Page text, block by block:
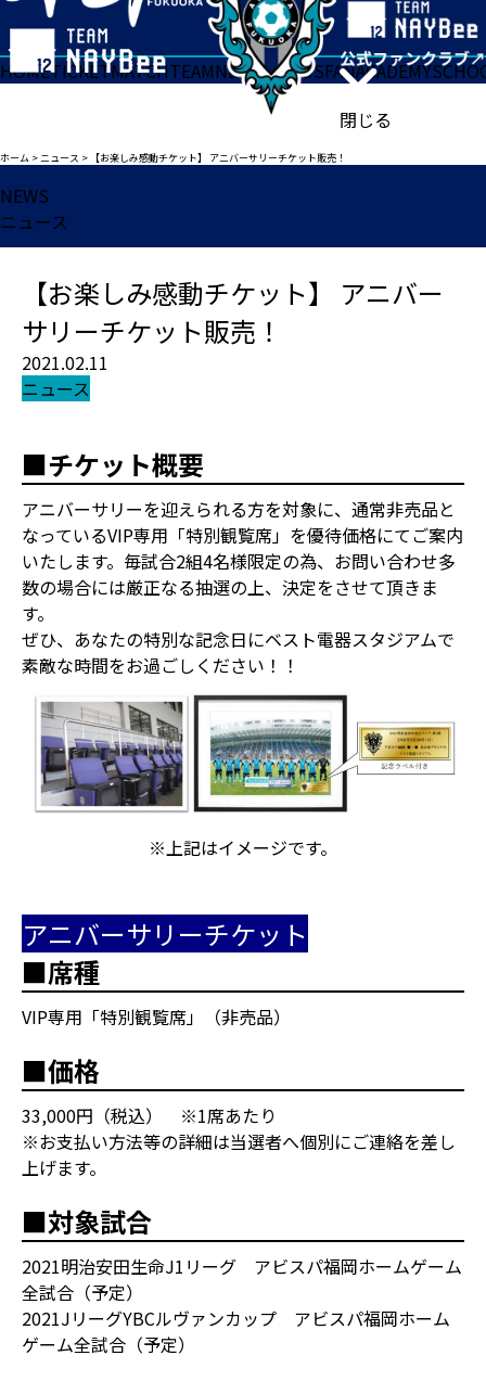
閉じる
HOMETICKETMATCHTEAMNEWSGOODSFANACADEMY
ホーム >ニュース > 【お楽しみ感動チケット】 アニバーサリーチケット販売！
NEWS
ニュース
【お楽しみ感動チケット】 アニバー
サリーチケット販売！
2021.02.11
ニュース
■チケット概要
アニバーサリーを迎えられる方を対象に、通常非売品と
なっているVIP専用「特別観覧席」を優待価格にてご案内
いたします。毎試合2組4名様限定の為、お問い合わせ多
数の場合には厳正なる抽選の上、決定をさせて頂きま
す。
ぜひ、あなたの特別な記念日にベスト電器スタジアムで
素敵な時間をお過ごしください！！
※上記はイメージです。
アニバーサリーチケット
■席種
VIP専用「特別観覧席」（非売品）
■価格
33,000円（税込） ※1席あたり
※お支払い方法等の詳細は当選者へ個別にご連絡を差し
上げます。
■対象試合
2021明治安田生命J1リーグ アビスパ福岡ホームゲーム
全試合（予定）
2021JリーグYBCルヴァンカップ アビスパ福岡ホーム
ゲーム全試合（予定）